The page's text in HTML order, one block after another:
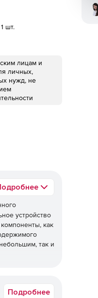
шт.
лицам и
личных,
нужд, не
устройство
как
так и
Подробнее